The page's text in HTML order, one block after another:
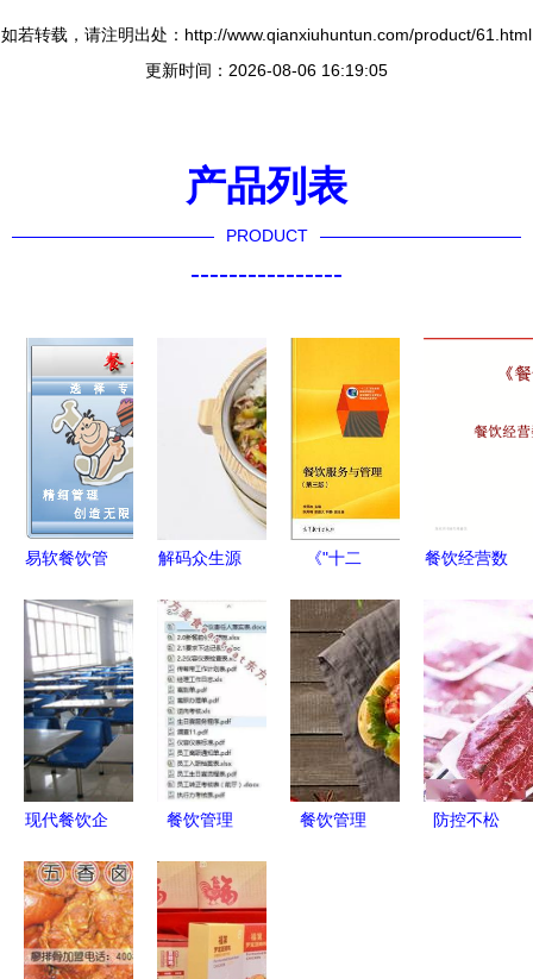
如若转载，请注明出处：http://www.qianxiuhuntun.com/product/61.html
更新时间：2026-08-06 16:19:05
产品列表
PRODUCT
----------------
易软餐饮管
版下载与使
用指南
解码众生源
品到管理的
真实面纱
《"十二
育国家规划
教材:餐饮
服务与管理
(第3版)》
李贤政【摘
要 书评 试
餐饮经营数
现代餐饮企
细化与标准
化并进
餐饮管理
能特训 打
造卓越运营
与管理能力
餐饮管理
防控不松